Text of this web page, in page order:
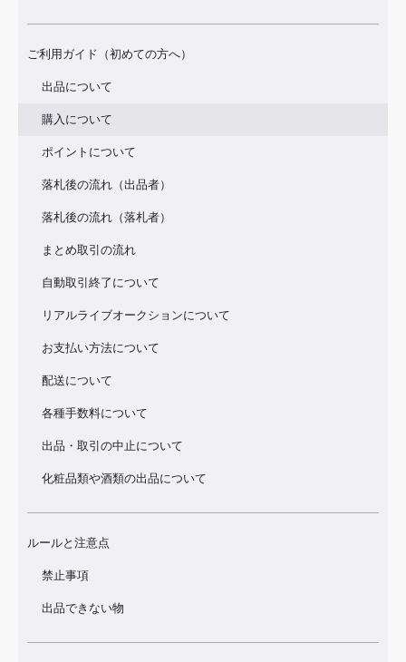
ご利用ガイド（初めての方へ）
出品について
購入について
ポイントについて
落札後の流れ（出品者）
落札後の流れ（落札者）
まとめ取引の流れ
自動取引終了について
リアルライブオークションについて
お支払い方法について
配送について
各種手数料について
出品・取引の中止について
化粧品類や酒類の出品について
ルールと注意点
禁止事項
出品できない物